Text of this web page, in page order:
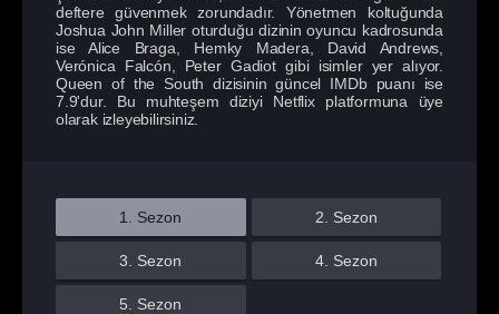
deftere güvenmek zorundadır. Yönetmen koltuğunda
Joshua John Miller oturduğu dizinin oyuncu kadrosunda
ise Alice Braga, Hemky Madera, David Andrews,
Verónica Falcón, Peter Gadiot gibi isimler yer alıyor.
Queen of the South dizisinin güncel IMDb puanı ise
7.9'dur. Bu muhteşem diziyi Netflix platformuna üye
olarak izleyebilirsiniz.
1. Sezon 2. Sezon
3. Sezon 4. Sezon
5. Sezon